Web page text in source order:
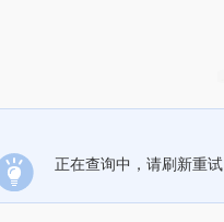
正在查询中，请刷新重试